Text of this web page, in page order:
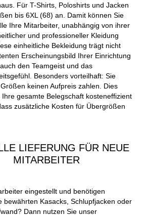
Für T-Shirts, Poloshirts und Jacken
bis 6XL (68) an. Damit können Sie
Ihre Mitarbeiter, unabhängig von ihrer
und professioneller Kleidung
einheitliche Bekleidung trägt nicht
Erscheinungsbild Ihrer Einrichtung
den Teamgeist und das
Besonders vorteilhaft: Sie
keinen Aufpreis zahlen. Dies
gesamte Belegschaft kosteneffizient
zusätzliche Kosten für Übergrößen
LIEFERUNG FÜR NEUE
MITARBEITER
eingestellt und benötigen
bewährten Kasacks, Schlupfjacken oder
Dann nutzen Sie unser